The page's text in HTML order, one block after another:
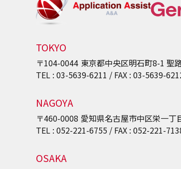
TOKYO
〒104-0044 東京都中央区明石町8-1 聖
TEL : 03-5639-6211 / FAX : 03-5639-
NAGOYA
〒460-0008 愛知県名古屋市中区栄一丁
TEL : 052-221-6755 / FAX : 052-221-
OSAKA